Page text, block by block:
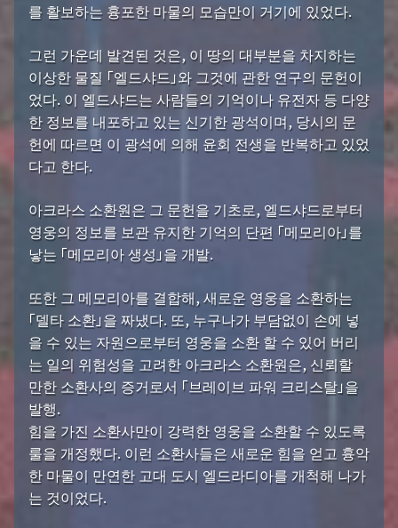
를 활보하는 흉포한 마물의 모습만이 거기에 있었다.
그런 가운데 발견된 것은, 이 땅의 대부분을 차지하는
이상한 물질 「엘드샤드」와 그것에 관한 연구의 문헌이
었다. 이 엘드샤드는 사람들의 기억이나 유전자 등 다양
한 정보를 내포하고 있는 신기한 광석이며, 당시의 문
헌에 따르면 이 광석에 의해 윤회 전생을 반복하고 있었
다고 한다.
아크라스 소환원은 그 문헌을 기초로, 엘드샤드로부터
영웅의 정보를 보관 유지한 기억의 단편 「메모리아」를
낳는 「메모리아 생성」을 개발.
또한 그 메모리아를 결합해, 새로운 영웅을 소환하는
「델타 소환」을 짜냈다. 또, 누구나가 부담없이 손에 넣
을 수 있는 자원으로부터 영웅을 소환 할 수 있어 버리
는 일의 위험성을 고려한 아크라스 소환원은, 신뢰할
만한 소환사의 증거로서 「브레이브 파워 크리스탈」을
발행.
힘을 가진 소환사만이 강력한 영웅을 소환할 수 있도록
룰을 개정했다. 이런 소환사들은 새로운 힘을 얻고 흉악
한 마물이 만연한 고대 도시 엘드라디아를 개척해 나가
는 것이었다.